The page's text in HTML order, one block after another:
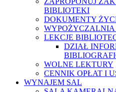
BIBLIOTEKI
DOKUMENTY
WYPOŻYCZALNIA
LEKCJE
DZIAŁ
WOLNE LEKTURY
CENNIK OPŁAT I
WYNAJEM SAL